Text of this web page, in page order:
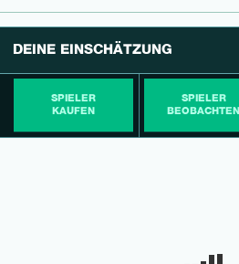
DEINE EINSCHÄTZUNG
SPIELER
KAUFEN
SPIELER
BEOBACHTEN